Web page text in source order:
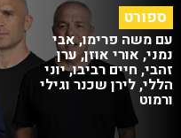
ספורט
עם משה פרימו, אבי
נמני, אורי אוזן, ערן
זהבי, חיים רביבו, יוני
הללי, לירן שכנר וגילי
ורמוט